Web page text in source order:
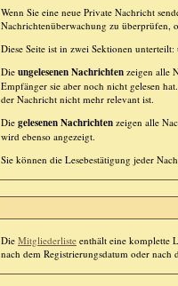
Wenn Sie eine neue Private Nachricht
Nachrichtenüberwachung zu überprüfen,
Diese Seite ist in zwei Sektionen
Die ungelesenen Nachrichten zeigen alle
Empfänger sie aber noch nicht gelesen
der Nachricht nicht mehr relevant ist.
Die gelesenen Nachrichten zeigen alle
wird ebenso angezeigt.
Sie können die Lesebestätigung jeder
Die Mitgliederliste enthält eine komplette
nach dem Registrierungsdatum oder